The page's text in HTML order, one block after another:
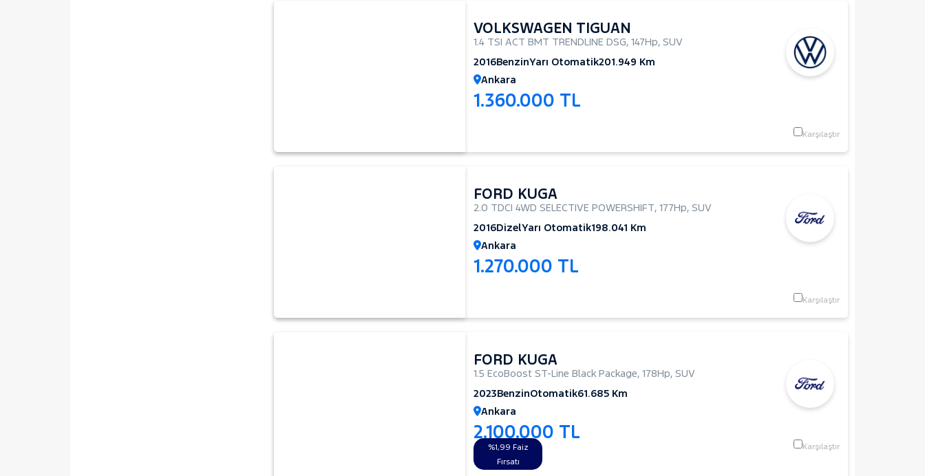
VOLKSWAGEN TIGUAN
1.4 TSI ACT BMT TRENDLINE DSG, 147Hp, SUV
2016BenzinYarı Otomatik201.949 Km
Ankara
1.360.000 TL
Karşılaştır
FORD KUGA
2.0 TDCI 4WD SELECTIVE POWERSHIFT, 177Hp, SUV
2016DizelYarı Otomatik198.041 Km
Ankara
1.270.000 TL
Karşılaştır
FORD KUGA
1.5 EcoBoost ST-Line Black Package, 178Hp, SUV
2023BenzinOtomatik61.685 Km
Ankara
2.100.000 TL
%1,99 Faiz
Fırsatı
Karşılaştır